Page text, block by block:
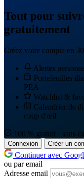
Tout pour
gratuitement
Créez votre compte en
Alertes
Portefeuilles
PEA
Watchlist &
Calendrier de
coup d'œil
100 % gratuit · sans
Connexion Créer un
Continuer avec
ou par email
Adresse email